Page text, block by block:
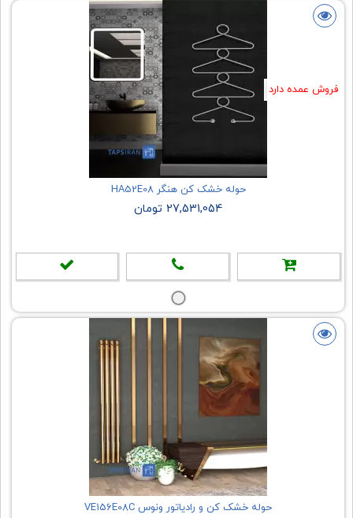
فروش عمده دارد
حوله خشک کن هنگر HA52E08
27,531,054 تومان
حوله خشک کن و رادیاتور ونوس VE156E08C